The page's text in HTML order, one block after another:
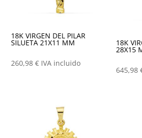
18K VIRGEN DEL PILAR
SILUETA 21X11 MM
260,98€ IVA incluido
18K
28X15
645,98